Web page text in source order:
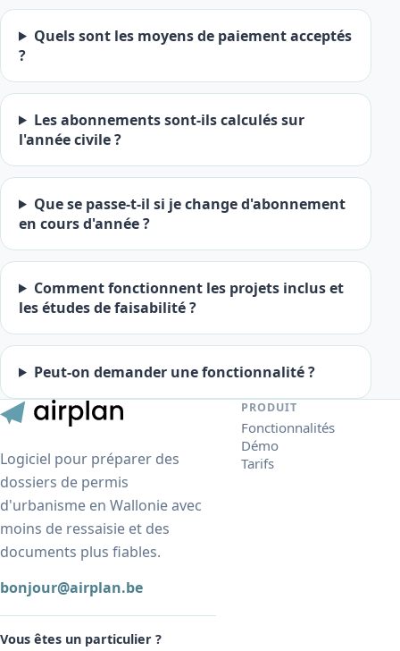
Quels sont les moyens de paiement acceptés
?
Les abonnements sont-ils calculés sur
l'année civile ?
Que se passe-t-il si je change d'abonnement
en cours d'année ?
Comment fonctionnent les projets inclus et
les études de faisabilité ?
Peut-on demander une fonctionnalité ?
Logiciel pour préparer des
dossiers de permis
d'urbanisme en Wallonie avec
moins de ressaisie et des
documents plus fiables.
bonjour@airplan.be
Vous êtes un particulier ?
PRODUIT
Fonctionnalités
Démo
Tarifs